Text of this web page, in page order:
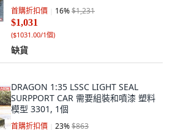
首購折扣價 16%$1,231
$1,031
($1031.00/1個)
缺貨
DRAGON 1:35 LSSC LIGHT SEAL
SURPPORT CAR 需要組裝和噴漆 塑料
模型 3301, 1個
首購折扣價 23%$863